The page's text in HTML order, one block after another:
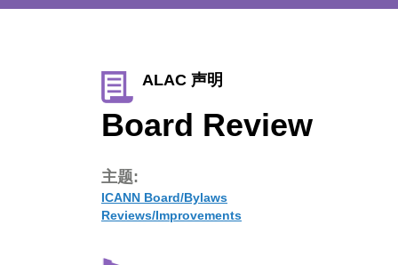
ALAC 声明
Board Review
主题:
ICANN Board/Bylaws
Reviews/Improvements